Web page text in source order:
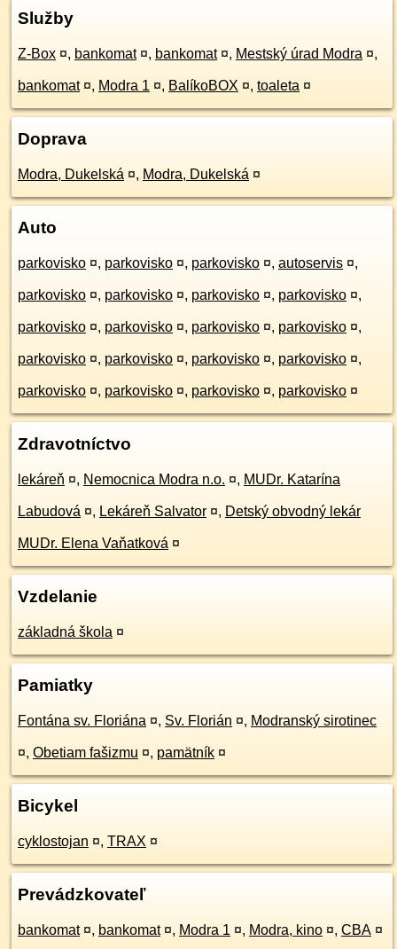
Služby
Z-Box ¤, bankomat ¤, bankomat ¤, Mestský úrad Modra ¤,
bankomat ¤, Modra 1 ¤, BalíkoBOX ¤, toaleta ¤
Doprava
Modra, Dukelská ¤, Modra, Dukelská ¤
Auto
parkovisko ¤, parkovisko ¤, parkovisko ¤, autoservis ¤,
parkovisko ¤, parkovisko ¤, parkovisko ¤, parkovisko ¤,
parkovisko ¤, parkovisko ¤, parkovisko ¤, parkovisko ¤,
parkovisko ¤, parkovisko ¤, parkovisko ¤, parkovisko ¤,
parkovisko ¤, parkovisko ¤, parkovisko ¤, parkovisko ¤
Zdravotníctvo
lekáreň ¤, Nemocnica Modra n.o. ¤, MUDr. Katarína
Labudová ¤, Lekáreň Salvator ¤, Detský obvodný lekár
MUDr. Elena Vaňatková ¤
Vzdelanie
základná škola ¤
Pamiatky
Fontána sv. Floriána ¤, Sv. Florián ¤, Modranský sirotinec
¤, Obetiam fašizmu ¤, pamätník ¤
Bicykel
cyklostojan ¤, TRAX ¤
Prevádzkovateľ
bankomat ¤, bankomat ¤, Modra 1 ¤, Modra, kino ¤, CBA ¤